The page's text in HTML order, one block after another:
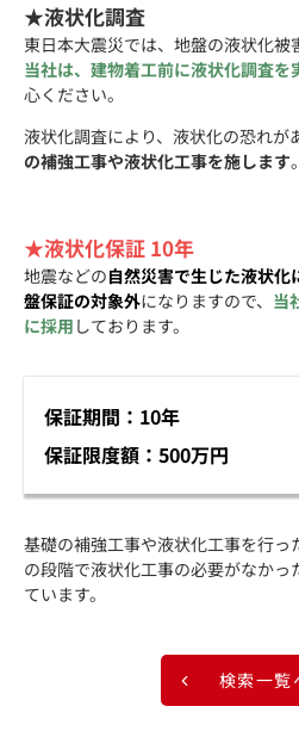
★液状化調査
東日本大震災では、地盤の液状化被
当社は、建物着工前に液状化調査を
心ください。
液状化調査により、液状化の恐れが
の補強工事や液状化工事を施します
★液状化保証 10年
地震などの自然災害で生じた液状化
盤保証の対象外になりますので、 当
に採用 しております。
保証期間：10年
保証限度額：500万円
基礎の補強工事や液状化工事を行
の段階で液状化工事の必要がなかっ
ています。
検索一覧